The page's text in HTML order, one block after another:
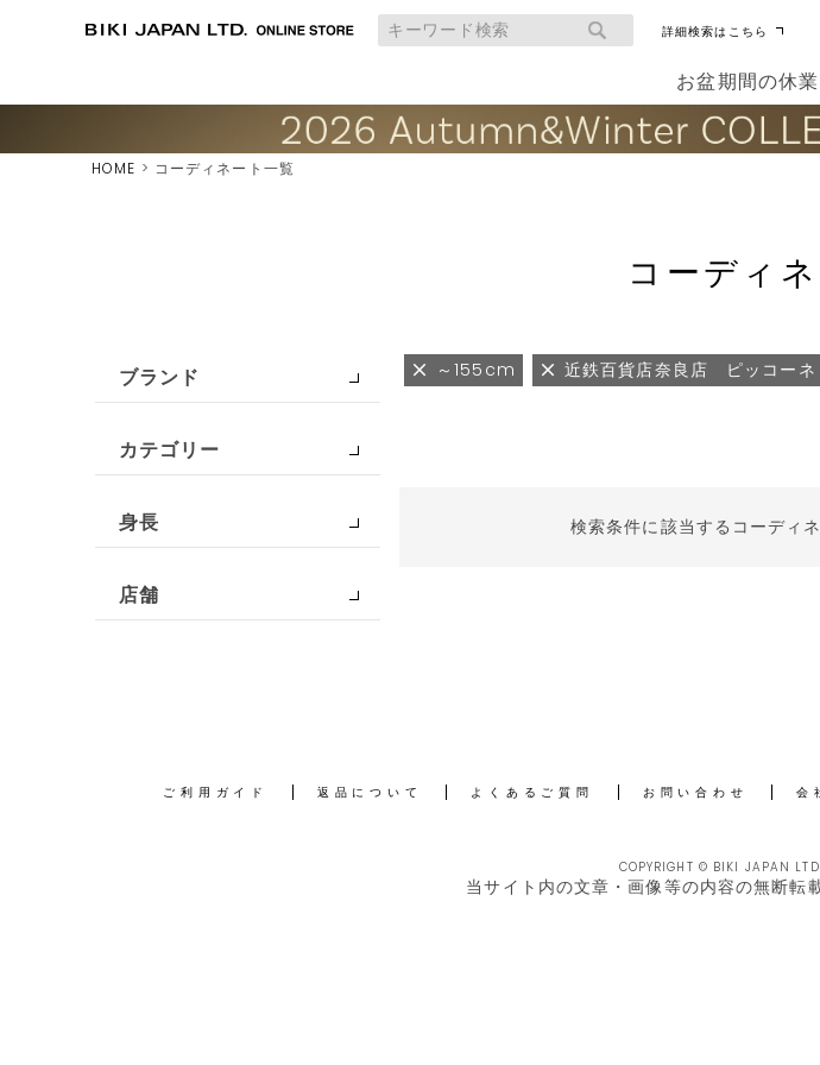
詳細検索はこちら
お盆期間の休
HOME コーディネート一覧
コーディ
ブランド
カテゴリー
身長
店舗
～155cm 近鉄百貨店奈良店 ピッコーネ
検索条件に該当するコーディ
ご利用ガイド 返品について よくあるご質問 お問い合わせ 会
COPYRIGHT © BIKI JAPAN
当サイト内の文章・画像等の内容の無断転